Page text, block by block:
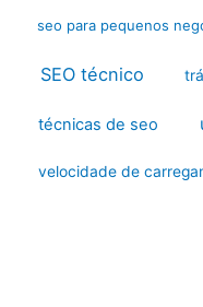
seo para pequenos
SEO técnico
técnicas de seo
velocidade de